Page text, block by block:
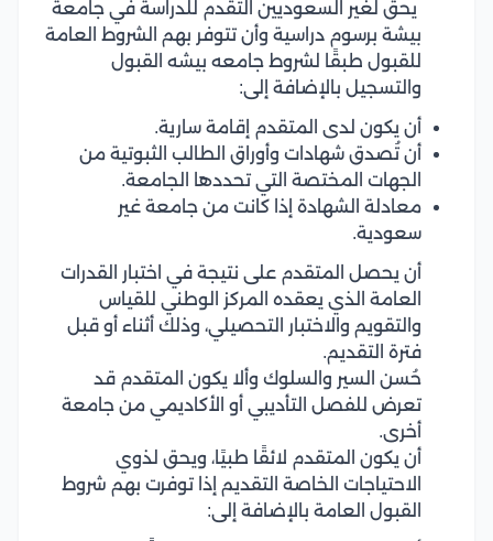
يحق لغير السعوديين التقدم للدراسة في جامعة
بيشة برسوم دراسية وأن تتوفر بهم الشروط العامة
للقبول طبقًا لشروط جامعه بيشه القبول
والتسجيل بالإضافة إلى:
أن يكون لدى المتقدم إقامة سارية.
أن تُصدق شهادات وأوراق الطالب الثبوتية من
الجهات المختصة التي تحددها الجامعة.
معادلة الشهادة إذا كانت من جامعة غير
سعودية.
أن يحصل المتقدم على نتيجة في اختبار القدرات
العامة الذي يعقده المركز الوطني للقياس
والتقويم والاختبار التحصيلي، وذلك أثناء أو قبل
فترة التقديم.
حُسن السير والسلوك وألا يكون المتقدم قد
تعرض للفصل التأديبي أو الأكاديمي من جامعة
أخرى.
أن يكون المتقدم لائقًا طبيًا، ويحق لذوي
الاحتياجات الخاصة التقديم إذا توفرت بهم شروط
القبول العامة بالإضافة إلى: